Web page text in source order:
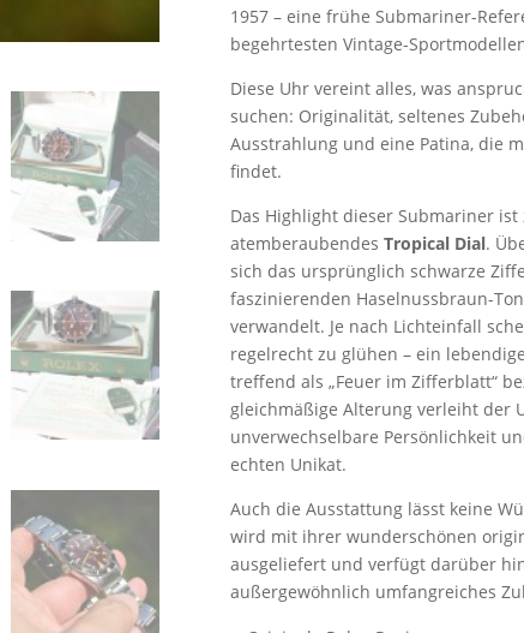
1957 – eine frühe Submariner-
begehrtesten Vintage-
Diese Uhr vereint alles, was
suchen: Originalität, seltenes
Ausstrahlung und eine Patina, die
findet.
Das Highlight dieser Submariner
atemberaubendes Tropical Dial.
sich das ursprünglich schwarze
faszinierenden Haselnussbraun-
verwandelt. Je nach Lichteinfall
regelrecht zu glühen – ein
treffend als „Feuer im Zifferblatt“
gleichmäßige Alterung verleiht der
unverwechselbare Persönlichkeit
echten Unikat.
Auch die Ausstattung lässt keine
wird mit ihrer wunderschönen
ausgeliefert und verfügt darüber
außergewöhnlich umfangreiches